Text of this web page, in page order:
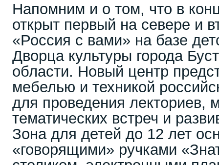
Напомним и о том, что в
открыт первый на севере и
«Россия с вами» на базе
Дворца культуры города
области. Новый центр
мебелью и техникой
для проведения лекториев,
тематических встреч и
Зона для детей до 12 лет
«говорящими» ручками